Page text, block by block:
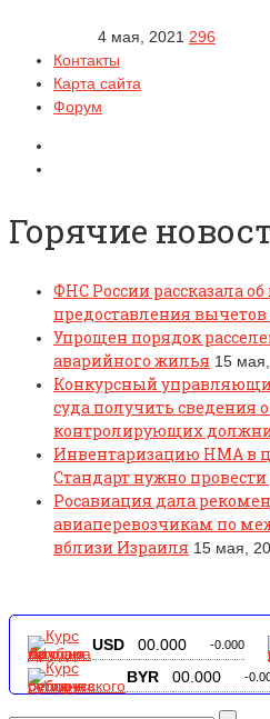
4 мая, 2021 296
Контакты
Карта сайта
Форум
Горячие
ФНС России рассказала
предоставления
Упрощен порядок
аварийного жилья 15
Конкурсный
суда получить сведения
контролирующих
Инвентаризацию НМА в
Стандарт нужно
Росавиация дала
авиаперевозчикам по
вблизи Израиля 15 мая,
USD 00.000 -0.000
BYR 00.000 -